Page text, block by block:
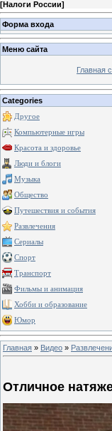
[Налоги России]
Форма входа
Меню сайта
Главная
Categories
Другое
Компьютерные игры
Красота и здоровье
Люди и блоги
Музыка
Общество
Путешествия и события
Развлечения
Сериалы
Спорт
Транспорт
Фильмы и анимация
Хобби и образование
Юмор
Главная » Видео »
Отличное